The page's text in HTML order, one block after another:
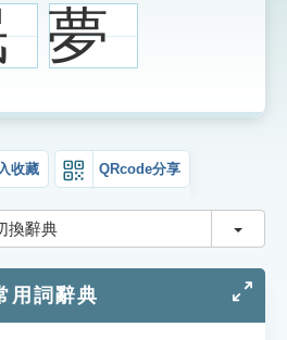
夢
收藏 QRcode分享
換辭典 切換
用詞辭典